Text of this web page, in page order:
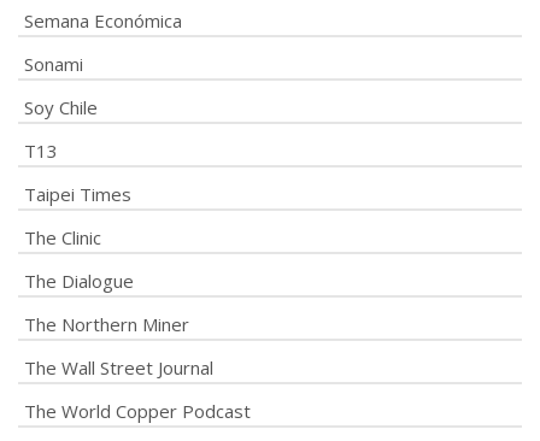
Semana Económica
Sonami
Soy Chile
T13
Taipei Times
The Clinic
The Dialogue
The Northern Miner
The Wall Street Journal
The World Copper Podcast